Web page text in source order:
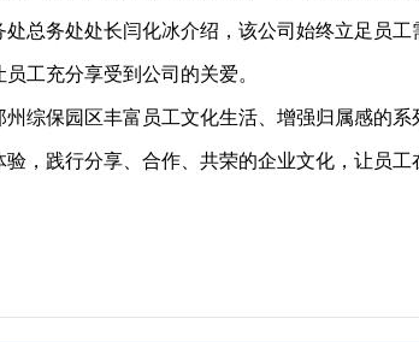
务处处长闫化冰介绍，该公司始终立足员工
工充分享受到公司的关爱。
保园区丰富员工文化生活、增强归属感的系
，践行分享、合作、共荣的企业文化，让员工